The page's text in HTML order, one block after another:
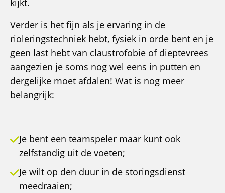
kijkt.
Verder is het fijn als je ervaring in de
rioleringstechniek hebt, fysiek in orde bent en je
geen last hebt van claustrofobie of dieptevrees
aangezien je soms nog wel eens in putten en
dergelijke moet afdalen! Wat is nog meer
belangrijk:
Je bent een teamspeler maar kunt ook
zelfstandig uit de voeten;
Je wilt op den duur in de storingsdienst
meedraaien;